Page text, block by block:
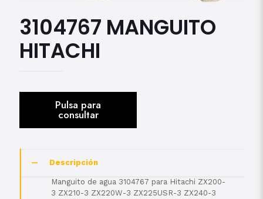
3104767 MANGUITO
HITACHI
Descripción
Manguito de agua 3104767 para Hitachi ZX200-
3 ZX210-3 ZX220W-3 ZX225USR-3 ZX240-3